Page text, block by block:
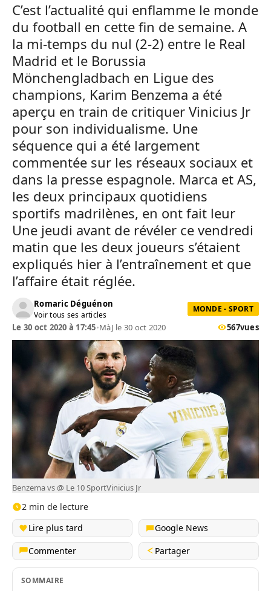
C’est l’actualité qui enflamme le monde
du football en cette fin de semaine. A
la mi-temps du nul (2-2) entre le Real
Madrid et le Borussia
Mönchengladbach en Ligue des
champions, Karim Benzema a été
aperçu en train de critiquer Vinicius Jr
pour son individualisme. Une
séquence qui a été largement
commentée sur les réseaux sociaux et
dans la presse espagnole. Marca et AS,
les deux principaux quotidiens
sportifs madrilènes, en ont fait leur
Une jeudi avant de révéler ce vendredi
matin que les deux joueurs s’étaient
expliqués hier à l’entraînement et que
l’affaire était réglée.
Romaric Déguénon
Voir tous ses articles
MONDE - SPORT
Le 30 oct 2020 à 17:45•MàJ le 30 oct 2020 567vues
Benzema vs @ Le 10 SportVinicius Jr
2 min de lecture
Lire plus tard
Google News
Commenter
Partager
SOMMAIRE